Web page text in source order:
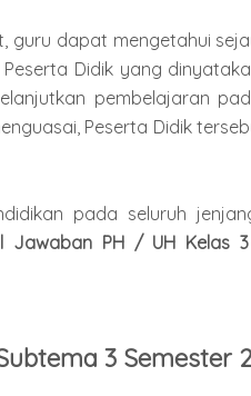
guru dapat mengetahui
Didik yang
pembelajaran
Peserta Didik
pada seluruh
Jawaban PH / UH Kelas
3 Semester